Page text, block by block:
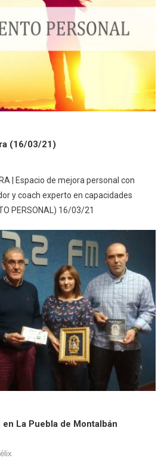
(16/03/21)
| Espacio de mejora personal con
y coach experto en capacidades
PERSONAL) 16/03/21
La Puebla de Montalbán